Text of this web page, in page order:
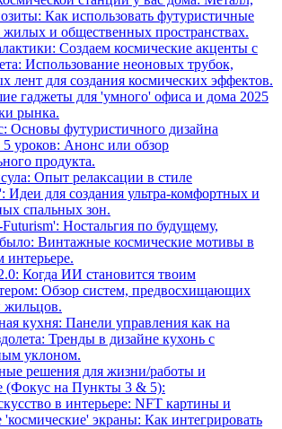
Как использовать футуристичные
и общественных пространствах.
Создаем космические акценты с
Использование неоновых трубок,
лент для создания космических эффектов.
гаджеты для 'умного' офиса и дома 2025
рынка.
Основы футуристичного дизайна
5 уроков: Анонс или обзор
продукта.
Опыт релаксации в стиле
Идеи для создания ультра-комфортных и
спальных зон.
Ностальгия по будущему,
было: Винтажные космические мотивы в
интерьере.
Когда ИИ становится твоим
Обзор систем, предвосхищающих
жильцов.
кухня: Панели управления как на
Тренды в дизайне кухонь с
уклоном.
решения для жизни/работы и
(Фокус на Пункты 3 & 5):
в интерьере: NFT картины и
'космические' экраны: Как интегрировать